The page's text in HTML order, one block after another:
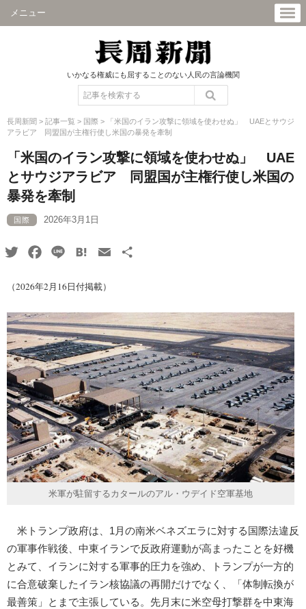
メニュー
いかなる権威にも屈することのない人民の言論機関
長周新聞 > 記事一覧 > 国際 >
「米国のイラン攻撃に領域を使わせぬ」 UAEとサウジ
アラビア 同盟国が主権行使し米国の暴発を牽制
「米国のイラン攻撃に領域を使わせぬ」 UAE
とサウジアラビア 同盟国が主権行使し米国の
暴発を牽制
国際 2026年3月1日
TwitterFacebook
Line HatenaEmail
（2026年2月16日付掲載）
米軍が駐留するカタールのアル・ウデイド空軍基地
米トランプ政府は、1月の南米ベネズエラに対する国際法違反
の軍事作戦後、中東イランで反政府運動が高まったことを好機
とみて、イランに対する軍事的圧力を強め、トランプが一方的
に合意破棄したイラン核協議の再開だけでなく、「体制転換が
最善策」とまで主張している。先月末に米空母打撃群を中東海